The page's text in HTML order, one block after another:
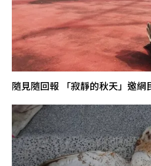
隨見隨回報 「寂靜的秋天」邀網